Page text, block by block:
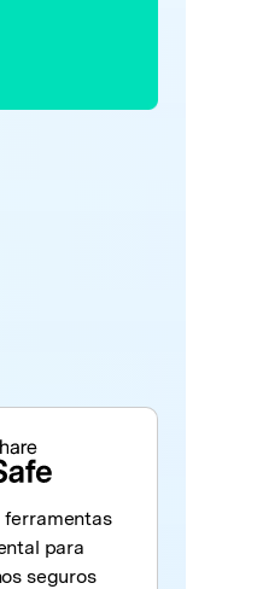
ferramentas
para
seguros